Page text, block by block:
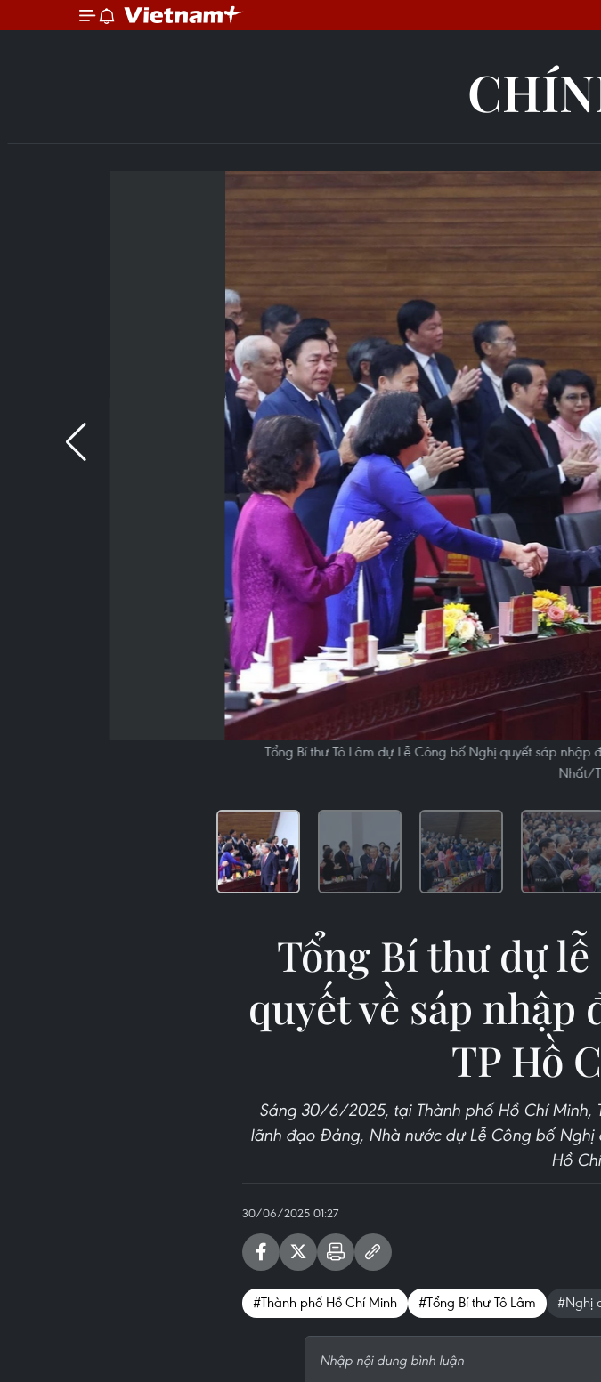
Tổng Bí thư Tô Lâm dự Lễ Công bố Nghị quyết sáp nhập
Nhất/
Tổng Bí thư dự
quyết về sáp
TP Hồ
Sáng 30/6/2025, tại Thành phố Hồ Chí Minh,
lãnh đạo Đảng, Nhà nước dự Lễ Công bố Nghị
Hồ
30/06/2025 01:27
#Thành phố Hồ Chí Minh #Tổng Bí thư Tô Lâm #Nghị